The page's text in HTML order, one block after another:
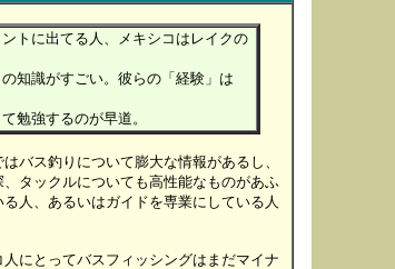
トに出てる人、メキシコはレイクの
知識がすごい。彼らの「経験」は
勉強するのが早道。
バス釣りについて膨大な情報があるし、
タックルについても高性能なものがあふ
人、あるいはガイドを専業にしている人
にとってバスフィッシングはまだマイナ